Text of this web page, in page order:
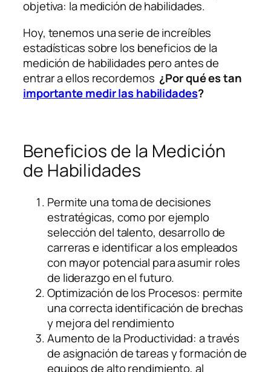
objetiva: la medición de habilidades.
Hoy, tenemos una serie de increíbles
estadísticas sobre los beneficios de la
medición de habilidades pero antes de
entrar a ellos recordemos ¿Por qué es tan
importante medir las habilidades?
Beneficios de la Medición
de Habilidades
Permite una toma de decisiones
estratégicas, como por ejemplo
selección del talento, desarrollo de
carreras e identificar a los empleados
con mayor potencial para asumir roles
de liderazgo en el futuro.
Optimización de los Procesos: permite
una correcta identificación de brechas
y mejora del rendimiento
Aumento de la Productividad: a través
de asignación de tareas y formación de
equipos de alto rendimiento, al